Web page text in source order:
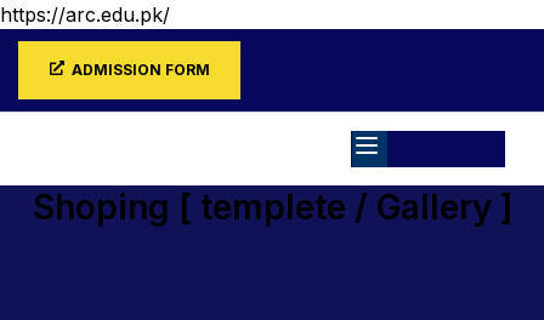
https://arc.edu.pk/
ADMISSION FORM
Shoping [ templete / Gallery ]